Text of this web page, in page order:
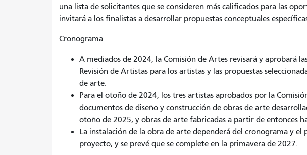
una lista de solicitantes que se consideren más calificados para las
invitará a los finalistas a desarrollar propuestas conceptuales
Cronograma
A mediados de 2024, la Comisión de Artes revisará y aprobará
Revisión de Artistas para los artistas y las propuestas
de arte.
Para el otoño de 2024, los tres artistas aprobados por la
documentos de diseño y construcción de obras de arte
otoño de 2025, y obras de arte fabricadas a partir de entonces
La instalación de la obra de arte dependerá del cronograma y el
proyecto, y se prevé que se complete en la primavera de 2027.